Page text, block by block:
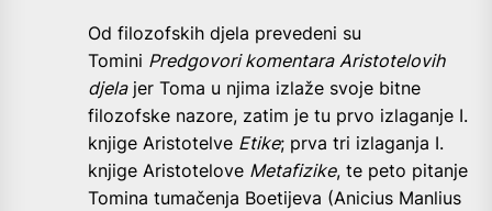
Od filozofskih djela prevedeni su
Tomini Predgovori komentara Aristotelovih
djelajer Toma u njima izlaže svoje bitne
filozofske nazore, zatim je tu prvo izlaganje I.
knjige Aristotelve Etike; prva tri izlaganja I.
knjige Aristotelove Metafizike, te peto pitanje
Tomina tumačenja Boetijeva (Anicius Manlius